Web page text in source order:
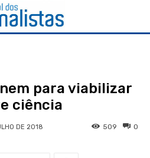
para viabilizar
ciência
DE 2018 0
509